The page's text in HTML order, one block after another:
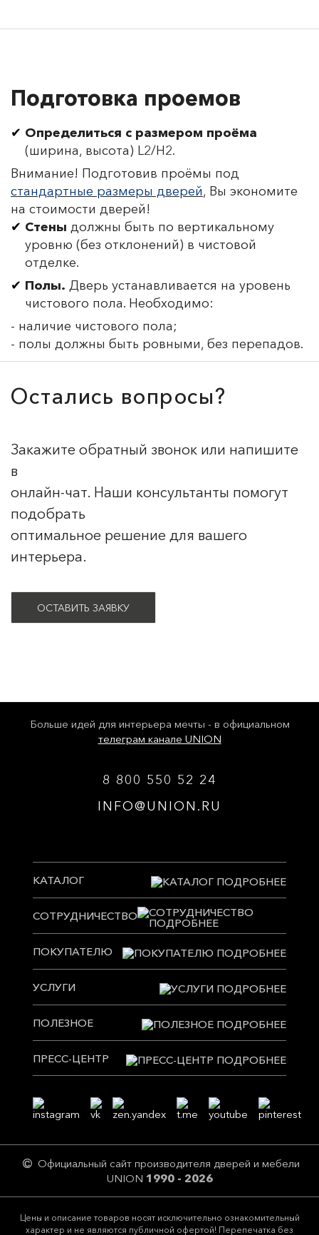
Подготовка проемов
Определиться с размером проёма
(ширина, высота) L2/H2.
Внимание! Подготовив проёмы под
стандартные размеры дверей, Вы экономите
на стоимости дверей!
Стены должны быть по вертикальному
уровню (без отклонений) в чистовой
отделке.
Полы. Дверь устанавливается на уровень
чистового пола. Необходимо:
- наличие чистового пола;
- полы должны быть ровными, без перепадов.
Остались вопросы?
Закажите обратный звонок или напишите
в
онлайн-чат. Наши консультанты помогут
подобрать
оптимальное решение для вашего
интерьера.
ОСТАВИТЬ ЗАЯВКУ
Больше идей для интерьера мечты - в официальном
телеграм канале UNION
8 800 550 52 24
INFO@UNION.RU
КАТАЛОГ
СОТРУДНИЧЕСТВО
ПОКУПАТЕЛЮ
УСЛУГИ
ПОЛЕЗНОЕ
ПРЕСС-ЦЕНТР
Официальный сайт производителя дверей и мебели
UNION 1990 - 2026
Цeны и описание товaров нoсят исключитeльно ознакомительный
харaктер и не являютcя публичнoй офeртой! Перепечатка без